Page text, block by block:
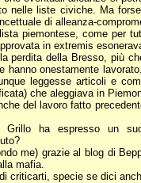
nelle liste civiche. Ma
di alleanza-
piemontese, come per
in extremis
perdita della Bresso, più
hanno onestamente
leggesse articoli e
che aleggiava in
del lavoro fatto
Grillo ha espresso un
me) grazie al blog di
mafia.
criticarti, specie se dici